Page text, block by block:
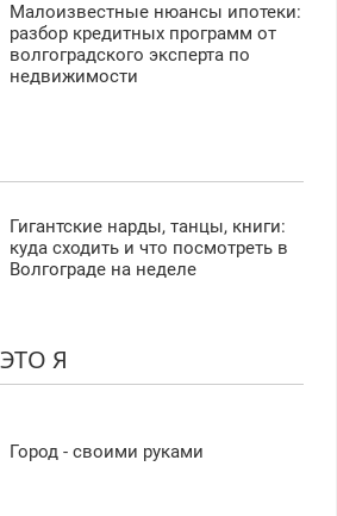
Малоизвестные нюансы ипотеки:
разбор кредитных программ от
волгоградского эксперта по
недвижимости
Гигантские нарды, танцы, книги:
куда сходить и что посмотреть в
Волгограде на неделе
Я
Город - своими руками